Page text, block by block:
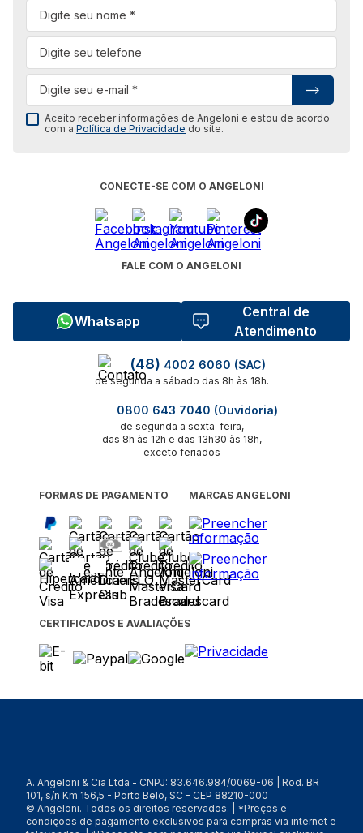
Aceito receber informações de Angeloni e estou de acordo
com aPolítica de Privacidade do site.
CONECTE-SE COM O ANGELONI
FALE COM O ANGELONI
Whatsapp
Central de
Atendimento
(48) 4002 6060 (SAC)
de segunda a sábado das 8h às 18h.
0800 643 7040 (Ouvidoria)
de segunda a sexta-feira,
das 8h às 12h e das 13h30 às 18h,
exceto feriados
FORMAS DE PAGAMENTO MARCAS ANGELONI
CERTIFICADOS E AVALIAÇÕES
A. Angeloni & Cia Ltda - CNPJ: 83.646.984/0069-06 | Rod. BR
101, s/n Km 156,5 - Porto Belo, SC - CEP 88210-000
© Angeloni. Todos os direitos reservados. | *Preços e
condições de pagamento exclusivos para compras via internet e